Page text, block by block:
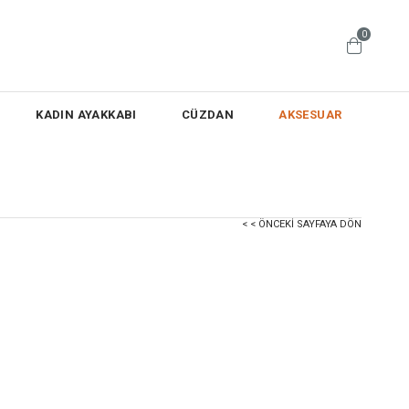
0
KADIN AYAKKABI CÜZDAN AKSESUAR
< < ÖNCEKI SAYFAYA DÖN